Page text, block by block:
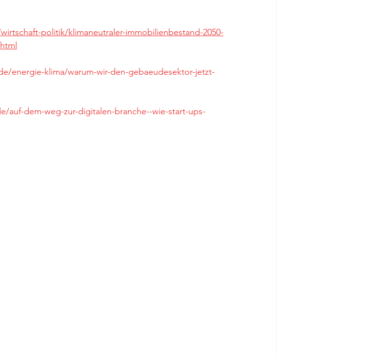
politik/klimaneutraler-immobilienbestand-2050-
energie-klima/warum-wir-den-gebaeudesektor-jetzt-
auf-dem-weg-zur-digitalen-branche--wie-start-ups-